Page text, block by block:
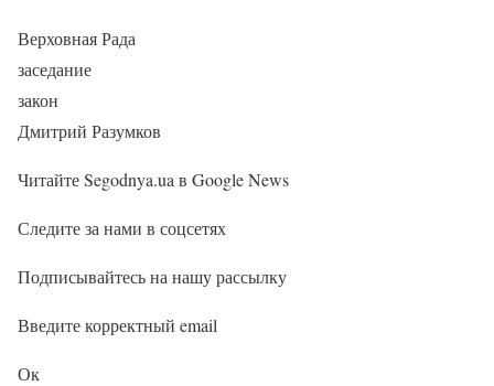
Верховная Рада
заседание
закон
Дмитрий Разумков
Читайте Segodnya.ua в Google News
Следите за нами в соцсетях
Подписывайтесь на нашу рассылку
Введите корректный email
Ок